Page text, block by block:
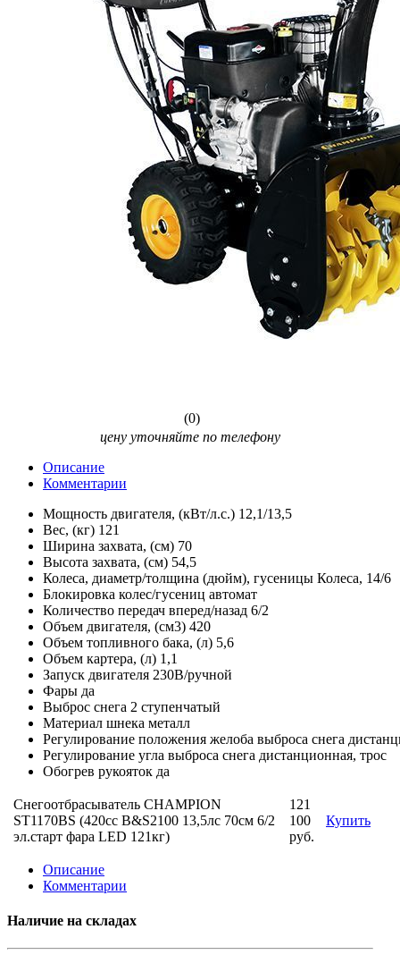
(0)
цену уточняйте по телефону
Описание
Комментарии
Мощность двигателя, (кВт/л.с.) 12,1/13,5
Вес, (кг) 121
Ширина захвата, (см) 70
Высота захвата, (см) 54,5
Колеса, диаметр/толщина (дюйм), гусеницы Колеса, 14/6
Блокировка колес/гусениц автомат
Количество передач вперед/назад 6/2
Объем двигателя, (см3) 420
Объем топливного бака, (л) 5,6
Объем картера, (л) 1,1
Запуск двигателя 230В/ручной
Фары да
Выброс снега 2 ступенчатый
Материал шнека металл
Регулирование положения желоба выброса снега
Регулирование угла выброса снега дистанционная, трос
Обогрев рукояток да
Снегоотбрасыватель CHAMPION
ST1170BS (420сс B&S2100 13,5лс 70см 6/2
эл.старт фара LED 121кг)
121
100
руб.
Купить
Описание
Комментарии
Наличие на складах